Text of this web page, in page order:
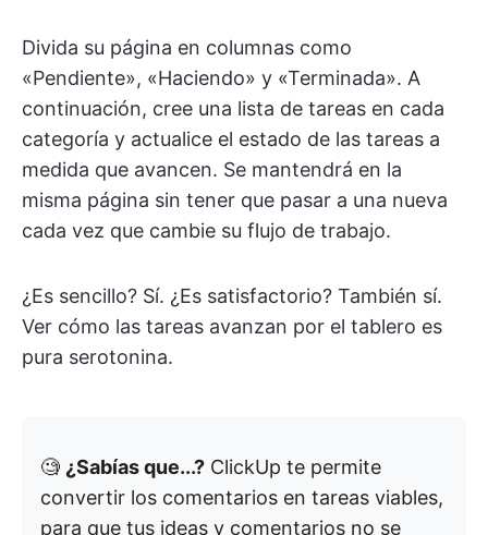
Divida su página en columnas como
«Pendiente», «Haciendo» y «Terminada». A
continuación, cree una lista de tareas en cada
categoría y actualice el estado de las tareas a
medida que avancen. Se mantendrá en la
misma página sin tener que pasar a una nueva
cada vez que cambie su flujo de trabajo.
¿Es sencillo? Sí. ¿Es satisfactorio? También sí.
Ver cómo las tareas avanzan por el tablero es
pura serotonina.
🧐 ¿Sabías que...? ClickUp te permite
convertir los comentarios en tareas viables,
para que tus ideas y comentarios no se